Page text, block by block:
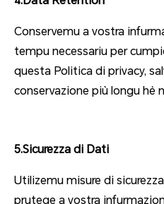
Conservemu a vostra
tempu necessariu per
questa Politica di privacy,
conservazione più longu hè
5.Sicurezza di Dati
Utilizemu misure di
prutege a vostra